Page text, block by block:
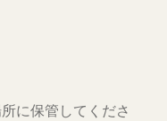
に保管してくださ